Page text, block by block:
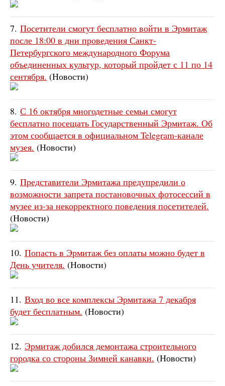
7. Посетители смогут бесплатно войти в Эрмитаж
после 18:00 в дни проведения Санкт-
Петербургского международного Форума
объединенных культур, который пройдет с 11 по 14
сентября. (Новости)
8. С 16 октября многодетные семьи смогут
бесплатно посещать Государственный Эрмитаж. Об
этом сообщается в официальном Telegram-канале
музея. (Новости)
9. Представители Эрмитажа предупредили о
возможности запрета постановочных фотосессий в
музее из-за некорректного поведения посетителей.
(Новости)
10. Попасть в Эрмитаж без оплаты можно будет в
День учителя. (Новости)
11. Вход во все комплексы Эрмитажа 7 декабря
будет бесплатным. (Новости)
12. Эрмитаж добился демонтажа строительного
городка со стороны Зимней канавки. (Новости)